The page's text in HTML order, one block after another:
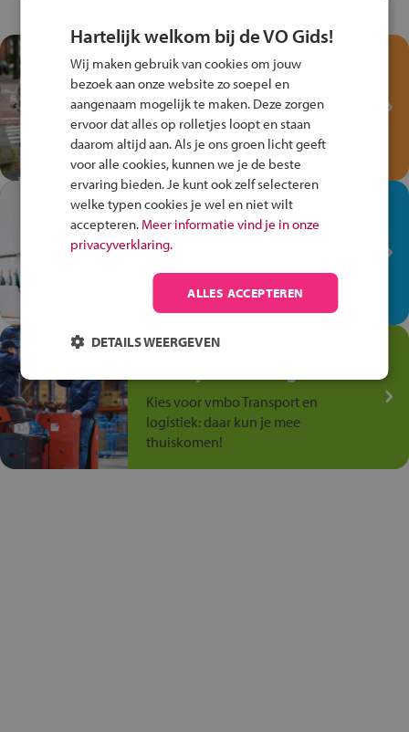
Test je kennis met het
Fiets Veilig
Verkeersspel!
Speel het Fiets Veilig Verkeersspel
en win een Cortina-fiets!
In de winkel ben je op je
plek!
Ontdek via het vmbo jouw talent
op de winkelvloer, waar elke dag
anders is!
Jouw talent in de
Kies voor vmbo Transport en
logistiek: daar kun je mee
thuiskomen!
Hartelijk welkom bij de VO Gids!
Wij maken gebruik van cookies om jouw
bezoek aan onze website zo soepel en
aangenaam mogelijk te maken. Deze zorgen
ervoor dat alles op rolletjes loopt en staan
daarom altijd aan. Als je ons groen licht geeft
voor alle cookies, kunnen we je de beste
ervaring bieden. Je kunt ook zelf selecteren
welke typen cookies je wel en niet wilt
accepteren. Meer informatie vind je in onze
privacyverklaring.
ALLES ACCEPTEREN
DETAILS WEERGEVEN